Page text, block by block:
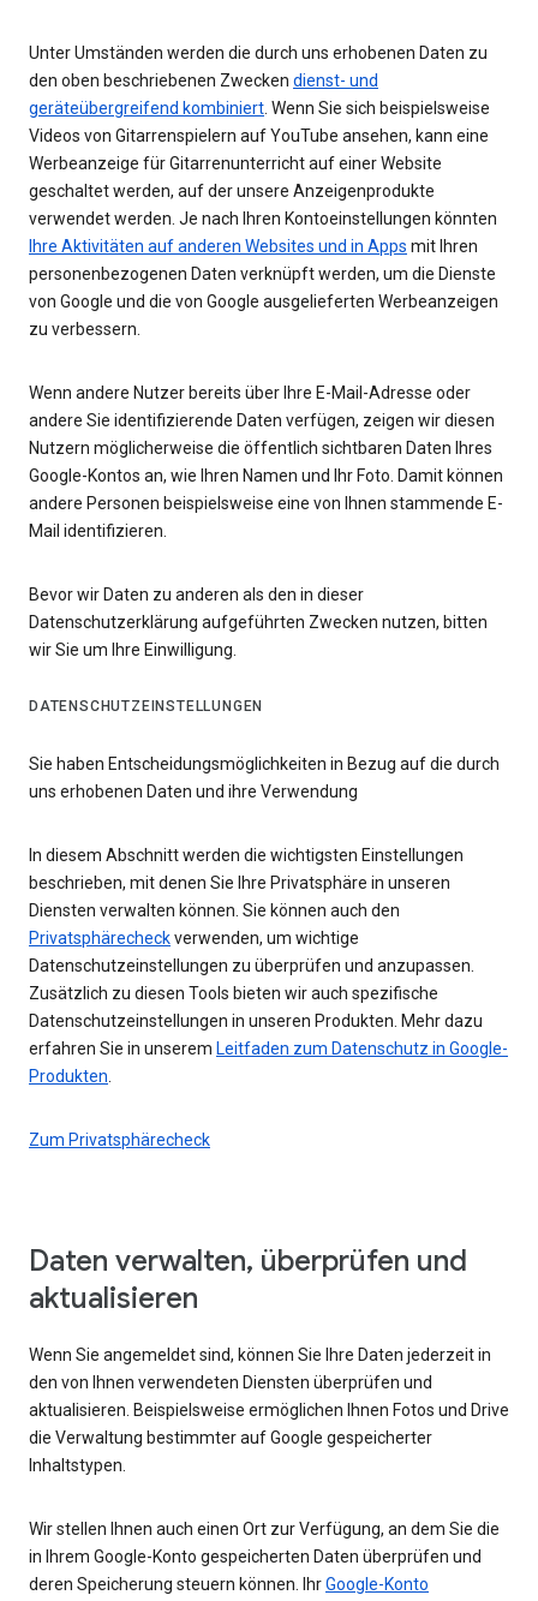
Unter Umständen werden die durch uns erhobenen Daten zu
den oben beschriebenen Zwecken dienst- und
geräteübergreifend kombiniert . Wenn Sie sich beispielsweise
Videos von Gitarrenspielern auf YouTube ansehen, kann eine
Werbeanzeige für Gitarrenunterricht auf einer Website
geschaltet werden, auf der unsere Anzeigenprodukte
verwendet werden. Je nach Ihren Kontoeinstellungen könnten
Ihre Aktivitäten auf anderen Websites und in Apps mit Ihren
personenbezogenen Daten verknüpft werden, um die Dienste
von Google und die von Google ausgelieferten Werbeanzeigen
zu verbessern.
Wenn andere Nutzer bereits über Ihre E-Mail-Adresse oder
andere Sie identifizierende Daten verfügen, zeigen wir diesen
Nutzern möglicherweise die öffentlich sichtbaren Daten Ihres
Google-Kontos an, wie Ihren Namen und Ihr Foto. Damit können
andere Personen beispielsweise eine von Ihnen stammende E-
Mail identifizieren.
Bevor wir Daten zu anderen als den in dieser
Datenschutzerklärung aufgeführten Zwecken nutzen, bitten
wir Sie um Ihre Einwilligung.
DATENSCHUTZEINSTELLUNGEN
Sie haben Entscheidungsmöglichkeiten in Bezug auf die durch
uns erhobenen Daten und ihre Verwendung
In diesem Abschnitt werden die wichtigsten Einstellungen
beschrieben, mit denen Sie Ihre Privatsphäre in unseren
Diensten verwalten können. Sie können auch den
Privatsphärecheckverwenden, um wichtige
Datenschutzeinstellungen zu überprüfen und anzupassen.
Zusätzlich zu diesen Tools bieten wir auch spezifische
Datenschutzeinstellungen in unseren Produkten. Mehr dazu
erfahren Sie in unserem Leitfaden zum Datenschutz in Google-
Produkten
Zum Privatsphärecheck
Daten verwalten, überprüfen und
aktualisieren
Wenn Sie angemeldet sind, können Sie Ihre Daten jederzeit in
den von Ihnen verwendeten Diensten überprüfen und
aktualisieren. Beispielsweise ermöglichen Ihnen Fotos und Drive
die Verwaltung bestimmter auf Google gespeicherter
Inhaltstypen.
Wir stellen Ihnen auch einen Ort zur Verfügung, an dem Sie die
in Ihrem Google-Konto gespeicherten Daten überprüfen und
deren Speicherung steuern können. IhrGoogle-Konto